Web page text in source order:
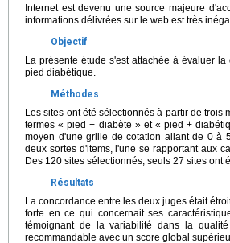
Internet est devenu une source majeure
informations délivrées sur le web est très
Objectif
La présente étude s'est attachée à évaluer
pied diabétique.
Méthodes
Les sites ont été sélectionnés à partir de
termes « pied + diabète » et « pied +
moyen d'une grille de cotation allant de 0 à
deux sortes d'items, l'une se rapportant aux
Des 120 sites sélectionnés, seuls 27 sites ont
Résultats
La concordance entre les deux juges était
forte en ce qui concernait ses
témoignant de la variabilité dans la
recommandable avec un score global